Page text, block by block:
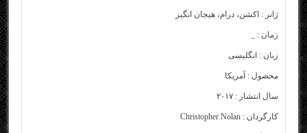
ژانر : اکشن، درام، هیجان انگیز
زمان : _
زبان : انگلیسی
محصول : آمریکا
سال انتشار : ۲۰۱۷
کارگردان : Christopher Nolan